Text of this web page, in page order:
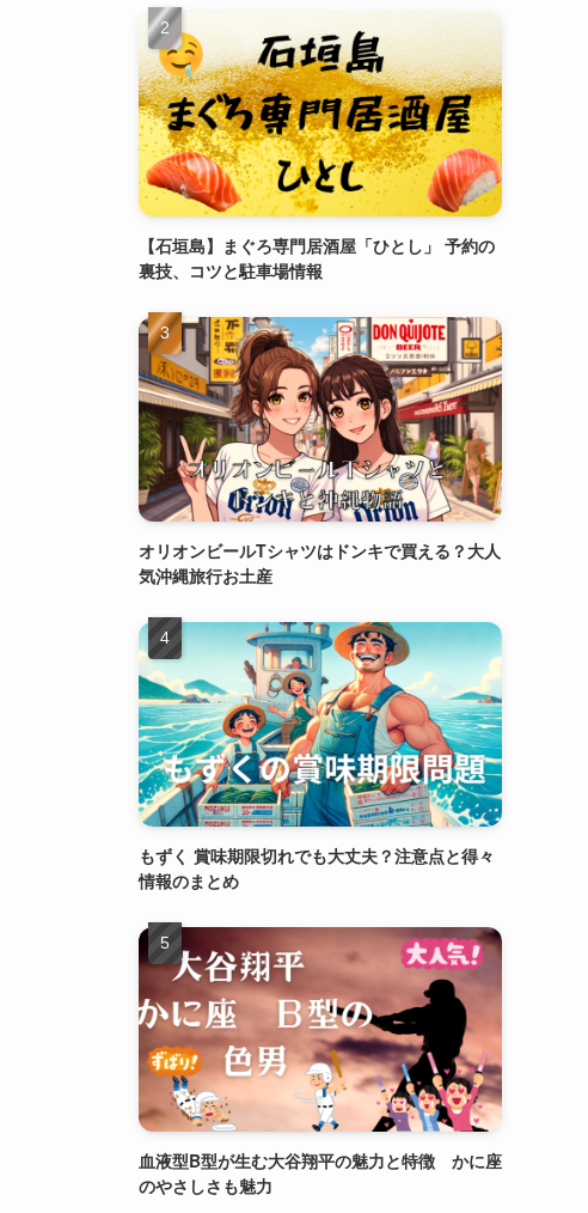
【石垣島】まぐろ専門居酒屋「ひとし」 予約の
裏技、コツと駐車場情報
オリオンビールTシャツはドンキで買える？大人
気沖縄旅行お土産
もずく 賞味期限切れでも大丈夫？注意点と得々
情報のまとめ
血液型B型が生む大谷翔平の魅力と特徴 かに座
のやさしさも魅力